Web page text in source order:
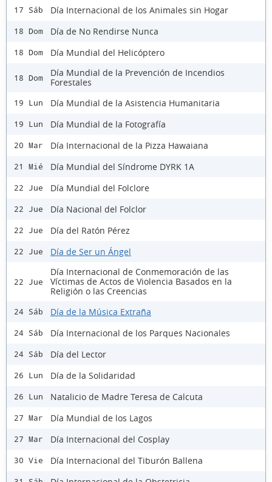
17 Sáb Día Internacional de los Animales sin Hogar
18 Dom Día de No Rendirse Nunca
18 Dom Día Mundial del Helicóptero
18 Dom
Día Mundial de la Prevención de Incendios
Forestales
19 Lun Día Mundial de la Asistencia Humanitaria
19 Lun Día Mundial de la Fotografía
20 Mar Día Internacional de la Pizza Hawaiana
21 Mié Día Mundial del Síndrome DYRK 1A
22 Jue Día Mundial del Folclore
22 Jue Día Nacional del Folclor
22 Jue Día del Ratón Pérez
22 Jue Día de Ser un Ángel
22 Jue
Día Internacional de Conmemoración de las
Víctimas de Actos de Violencia Basados en la
Religión o las Creencias
24 Sáb Día de la Música Extraña
24 Sáb Día Internacional de los Parques Nacionales
24 Sáb Día del Lector
26 Lun Día de la Solidaridad
26 Lun Natalicio de Madre Teresa de Calcuta
27 Mar Día Mundial de los Lagos
27 Mar Día Internacional del Cosplay
30 Vie Día Internacional del Tiburón Ballena